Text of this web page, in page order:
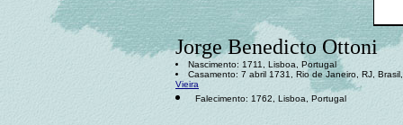
Jorge Benedicto Ottoni
Nascimento: 1711, Lisboa, Portugal
Casamento: 7 abril 1731, Rio de Janeiro, RJ,
Vieira
Falecimento: 1762, Lisboa, Portugal